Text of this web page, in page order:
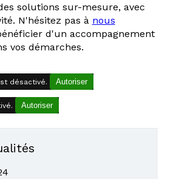
solutions sur-mesure, avec
N'hésitez pas à nous
d'un accompagnement
vos démarches.
désactivé. Autoriser
Autoriser